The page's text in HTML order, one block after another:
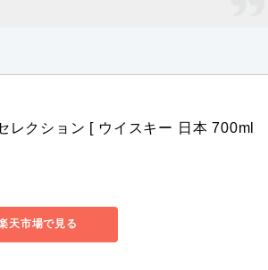
レクション [ ウイスキー 日本 700ml
天市場で見る